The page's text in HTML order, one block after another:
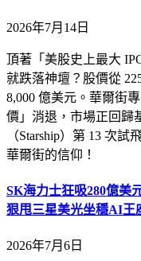
2026年7月14日
頂著「美股史上最大
就跌落神壇？股價從
8,000 億美元。華爾街
價」消退，市場正回歸
（Starship）第 13 次
華爾街的信仰！
SK海力士狂吸280億美
狠甩三星美光坐穩AI王
2026年7月6日